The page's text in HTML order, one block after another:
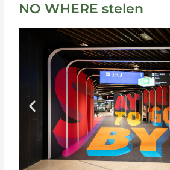
NO WHERE stelen